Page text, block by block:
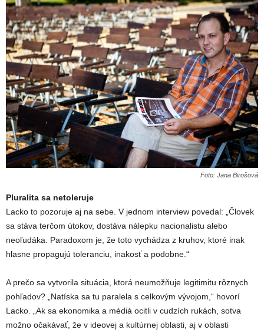
Foto: Jana Birošová
Pluralita sa netoleruje
Lacko to pozoruje aj na sebe. V jednom interview povedal: „Človek
sa stáva terčom útokov, dostáva nálepku nacionalistu alebo
neoľudáka. Paradoxom je, že toto vychádza z kruhov, ktoré inak
hlasne propagujú toleranciu, inakosť a podobne.“
A prečo sa vytvorila situácia, ktorá neumožňuje legitimitu rôznych
pohľadov? „Natíska sa tu paralela s celkovým vývojom,“ hovorí
Lacko. „Ak sa ekonomika a médiá ocitli v cudzích rukách, sotva
možno očakávať, že v ideovej a kultúrnej oblasti, aj v oblasti